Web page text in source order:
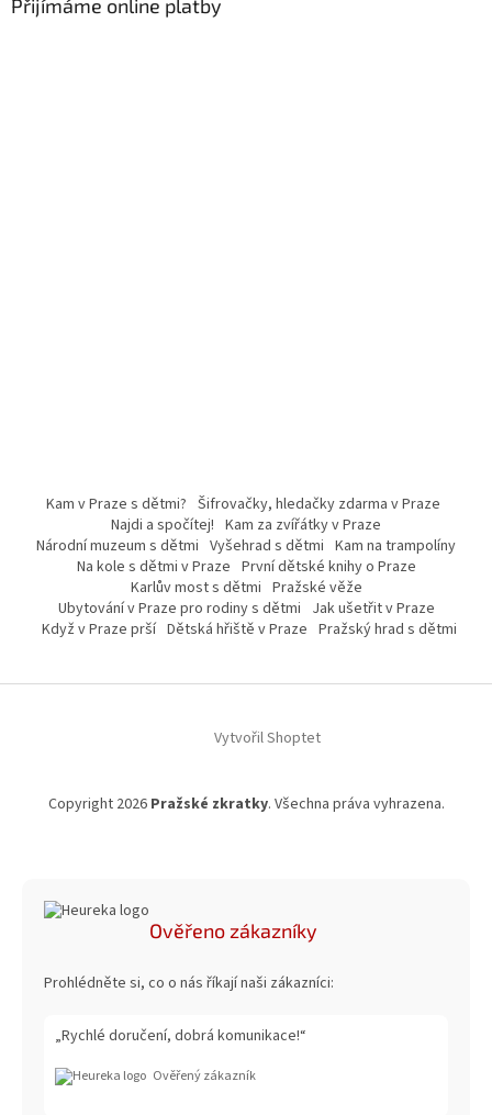
Přijímáme online platby
Kam v Praze s dětmi? Šifrovačky, hledačky zdarma v Praze
Najdi a spočítej! Kam za zvířátky v Praze
Národní muzeum s dětmi Vyšehrad s dětmi Kam na trampolíny
Na kole s dětmi v Praze První dětské knihy o Praze
Karlův most s dětmi Pražské věže
Ubytování v Praze pro rodiny s dětmi Jak ušetřit v Praze
Když v Praze prší Dětská hřiště v Praze Pražský hrad s dětmi
Vytvořil Shoptet
Copyright 2026 Pražské zkratky. Všechna práva vyhrazena.
Ověřeno zákazníky
Prohlédněte si, co o nás říkají naši zákazníci:
„Rychlé doručení, dobrá komunikace!“
Ověřený zákazník